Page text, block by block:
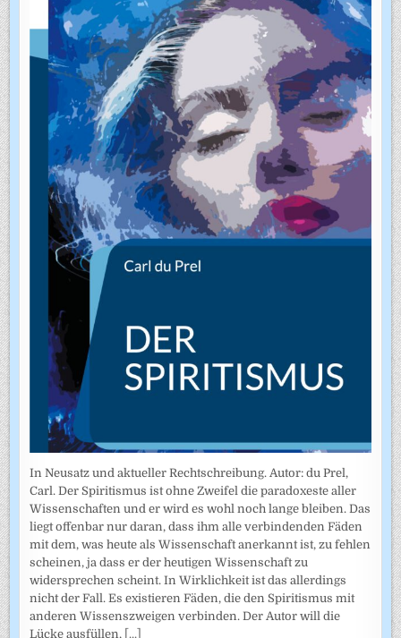
In Neusatz und aktueller Rechtschreibung. Autor: du Prel,
Carl. Der Spiritismus ist ohne Zweifel die paradoxeste aller
Wissenschaften und er wird es wohl noch lange bleiben. Das
liegt offenbar nur daran, dass ihm alle verbindenden Fäden
mit dem, was heute als Wissenschaft anerkannt ist, zu fehlen
scheinen, ja dass er der heutigen Wissenschaft zu
widersprechen scheint. In Wirklichkeit ist das allerdings
nicht der Fall. Es existieren Fäden, die den Spiritismus mit
anderen Wissenszweigen verbinden. Der Autor will die
Lücke ausfüllen, [...]